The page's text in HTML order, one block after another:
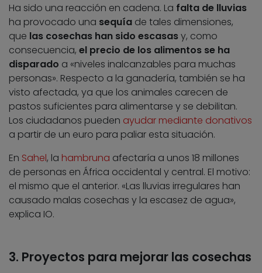
Ha sido una reacción en cadena. La falta de lluvias
ha provocado una sequía de tales dimensiones,
que las cosechas han sido escasasy, como
consecuencia, el precio de los alimentos se ha
disparado a «niveles inalcanzables para muchas
personas». Respecto a la ganadería, también se ha
visto afectada, ya que los animales carecen de
pastos suficientes para alimentarse y se debilitan.
Los ciudadanos pueden ayudar mediante donativos
a partir de un euro para paliar esta situación.
En Sahel, la hambruna afectaría a unos 18 millones
de personas en África occidental y central. El motivo:
el mismo que el anterior. «Las lluvias irregulares han
causado malas cosechas y la escasez de agua»,
explica IO.
3. Proyectos para mejorar las cosechas